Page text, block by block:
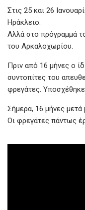
ce
b
o
k
tt
er
ail
Στις 25 και 26
Ηράκλειο.
Αλλά στο πρόγραμμά
του Αρκαλοχωρίου.
Πριν από 16 μήνες ο
συντοπίτες του
φρεγάτες.
Σήμερα, 16 μήνες μετά
Οι φρεγάτες πάντως